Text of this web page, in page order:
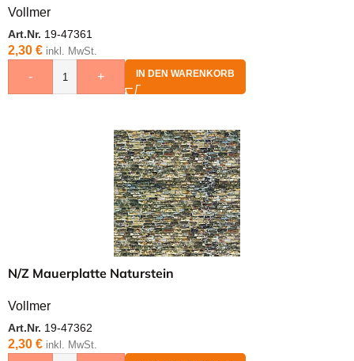
Vollmer
Art.Nr. 19-47361
2,30 € inkl. MwSt.
- + IN DEN WARENKORB
N/Z Mauerplatte Naturstein
Vollmer
Art.Nr. 19-47362
2,30 € inkl. MwSt.